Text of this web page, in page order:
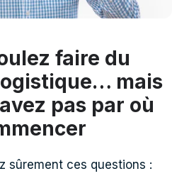
faire du
mais
pas par où
sûrement ces questions :